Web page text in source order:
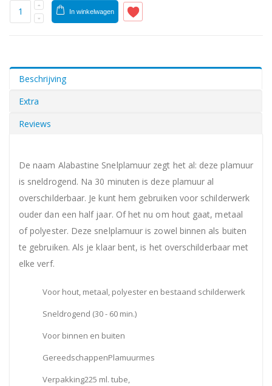
In winkelwagen
Beschrijving
Extra
Reviews
De naam Alabastine Snelplamuur zegt het al: deze plamuur
is sneldrogend. Na 30 minuten is deze plamuur al
overschilderbaar. Je kunt hem gebruiken voor schilderwerk
ouder dan een half jaar. Of het nu om hout gaat, metaal
of polyester. Deze snelplamuur is zowel binnen als buiten
te gebruiken. Als je klaar bent, is het overschilderbaar met
elke verf.
Voor hout, metaal, polyester en bestaand schilderwerk
Sneldrogend (30 - 60 min.)
Voor binnen en buiten
GereedschappenPlamuurmes
Verpakking225 ml. tube,